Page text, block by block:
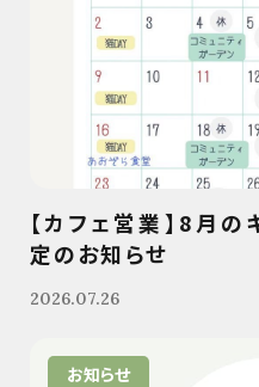
【カフェ営業】8月
定のお知らせ
2026.07.26
お知らせ